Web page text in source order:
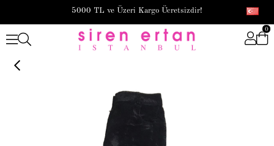
5000 TL ve Üzeri Kargo Ücretsizdir!
0